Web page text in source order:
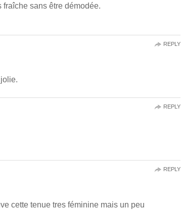
sans être démodée.
REPLY
REPLY
cette tenue tres féminine mais un peu
REPLY